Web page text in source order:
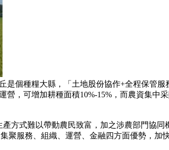
個種糧大縣，「土地股份協作+全程保管服
，可增加耕種面積10%-15%，而農資集中
式難以帶動農民致富，加之涉農部門協同
服務、組織、運營、金融四方面優勢，加